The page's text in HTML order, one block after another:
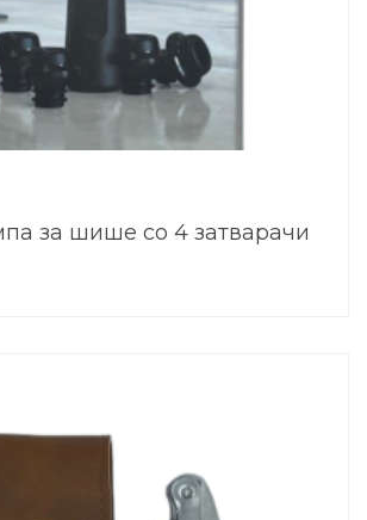
за шише со 4 затварачи